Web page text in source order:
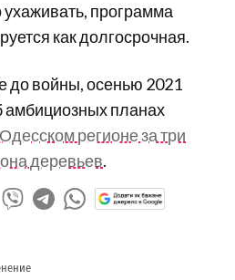
программа
как долгосрочная.
до войны, осенью 2021
амбициозных планах
регионе за три
деревьев.